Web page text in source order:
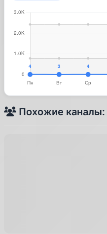
Похожие каналы: